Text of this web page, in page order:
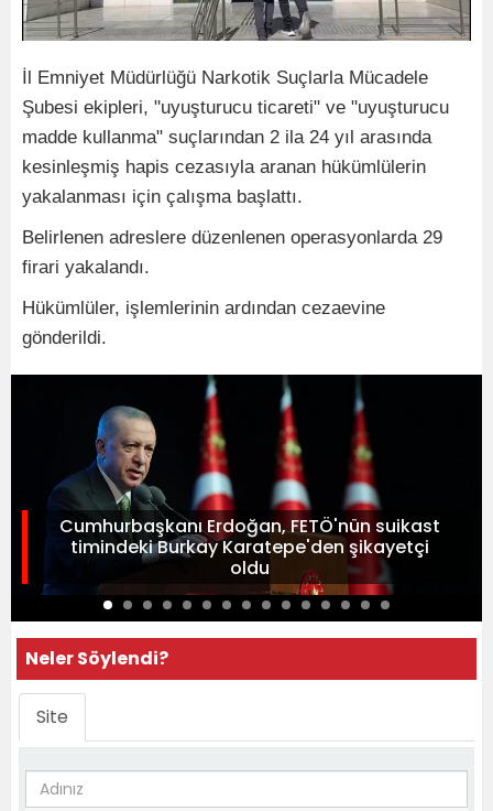
İl Emniyet Müdürlüğü Narkotik Suçlarla Mücadele
Şubesi ekipleri, "uyuşturucu ticareti" ve "uyuşturucu
madde kullanma" suçlarından 2 ila 24 yıl arasında
kesinleşmiş hapis cezasıyla aranan hükümlülerin
yakalanması için çalışma başlattı.
Belirlenen adreslere düzenlenen operasyonlarda 29
firari yakalandı.
Hükümlüler, işlemlerinin ardından cezaevine
gönderildi.
Cumhurbaşkanı Erdoğan, FETÖ'nün suikast
timindeki Burkay Karatepe'den şikayetçi
oldu
Neler Söylendi?
Site